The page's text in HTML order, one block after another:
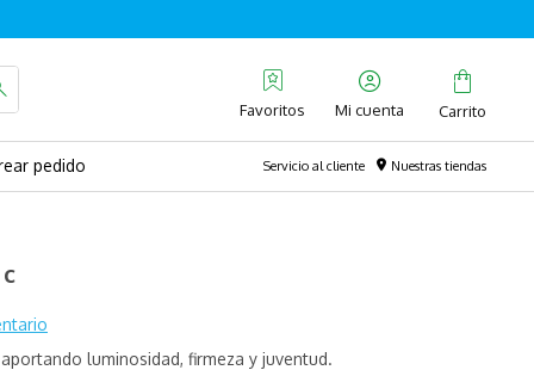
Favoritos
pedido Servicio al cliente Nuestras tiendas
luminosidad, firmeza y juventud.